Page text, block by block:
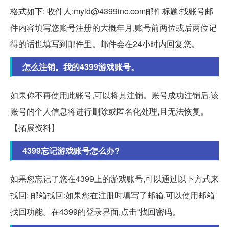
格式如下: 收件人:myid@4399inc.com邮件标题:找账号邮
件内容填写您账号注册的大概年月,账号前两位或后两位记
得的话也填写到邮件里。邮件会在24小时内回复您。
怎么注销。我的4399游戏账号。
如果你不再使用此账号,可以将其注销。账号成功注销后,该
账号的个人信息将进行删除或匿名化处理,且无法恢复。
【拓展资料】
4399忘记游戏账号怎么办?
如果您忘记了您在4399上的游戏账号,可以通过以下方式来
找回: 邮箱找回:如果您在注册时填写了邮箱,可以使用邮箱
找回功能。在4399的登录界面,点击“找回密码。